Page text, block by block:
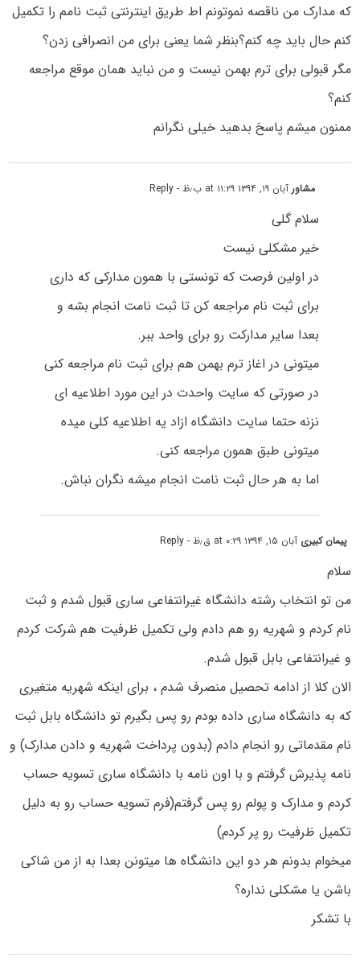
که مدارک من ناقصه نموتونم اط طریق اینترنتی ثبت نامم را تکمیل
کنم حال باید چه کنم؟بنظر شما یعنی برای من انصرافی زدن؟
مگر قبولی برای ترم بهمن نیست و من نباید همان موقع مراجعه
کنم؟
ممنون میشم پاسخ بدهید خیلی نگرانم
مشاورآبان ۱۹, ۱۳۹۴ at ۱۱:۲۹ ب٫ظ - Reply
سلام گلی
خیر مشکلی نیست
در اولین فرصت که تونستی با همون مدارکی که داری
برای ثبت نام مراجعه کن تا ثبت نامت انجام بشه و
بعدا سایر مدارکت رو برای واحد ببر.
میتونی در اغاز ترم بهمن هم برای ثبت نام مراجعه کنی
در صورتی که سایت واحدت در این مورد اطلاعیه ای
نزنه حتما سایت دانشگاه ازاد یه اطلاعیه کلی میده
میتونی طبق همون مراجعه کنی.
اما به هر حال ثبت نامت انجام میشه نگران نباش.
پیمان کبیری آبان ۱۵, ۱۳۹۴ at ۰:۲۹ ق٫ظ - Reply
سلام
من تو انتخاب رشته دانشگاه غیرانتفاعی ساری قبول شدم و ثبت
نام کردم و شهریه رو هم دادم ولی تکمیل ظرفیت هم شرکت کردم
و غیرانتفاعی بابل قبول شدم.
الان کلا از ادامه تحصیل منصرف شدم ، برای اینکه شهریه متغیری
که به دانشگاه ساری داده بودم رو پس بگیرم تو دانشگاه بابل ثبت
نام مقدماتی رو انجام دادم (بدون پرداخت شهریه و دادن مدارک) و
نامه پذیرش گرفتم و با اون نامه با دانشگاه ساری تسویه حساب
کردم و مدارک و پولم رو پس گرفتم(فرم تسویه حساب رو به دلیل
تکمیل ظرفیت رو پر کردم)
میخوام بدونم هر دو این دانشگاه ها میتونن بعدا به از من شاکی
باشن یا مشکلی نداره؟
با تشکر